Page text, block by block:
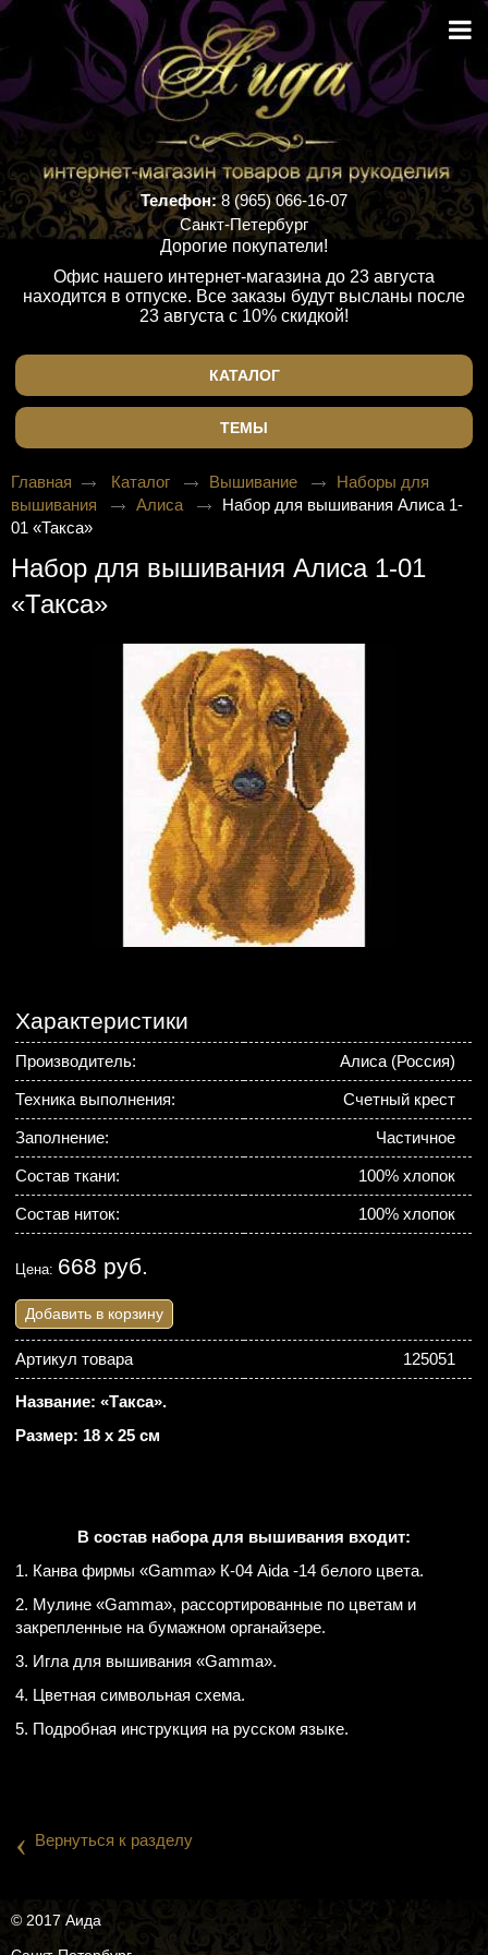
Телефон:8 (965) 066-16-07
Санкт-Петербург
Дорогие покупатели!
Офис нашего интернет-магазина до 23 августа
находится в отпуске. Все заказы будут высланы после
23 августа с 10% скидкой!
КАТАЛОГ
ТЕМЫ
Главная Каталог Вышивание
Наборы для
вышивания
Алиса
Набор для вышивания Алиса 1-
01 «Такса»
Набор для вышивания Алиса 1-01
«Такса»
Характеристики
Производитель: Алиса (Россия)
Техника выполнения: Счетный крест
Заполнение: Частичное
Состав ткани: 100% хлопок
Состав ниток: 100% хлопок
Цена: 668 руб.
Добавить в корзину
Артикул товара 125051
Название: «Такса».
Размер: 18 х 25 см
В состав набора для вышивания входит:
1. Канва фирмы «Gamma» К-04 Aida -14 белого цвета.
2. Мулине «Gamma», рассортированные по цветам и
закрепленные на бумажном органайзере.
3. Игла для вышивания «Gamma».
4. Цветная символьная схема.
5. Подробная инструкция на русском языке.
‹ Вернуться к разделу
© 2017 Аида